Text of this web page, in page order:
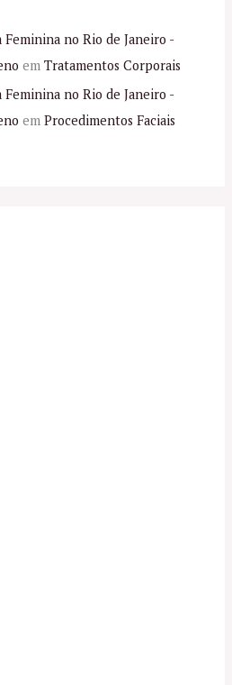
no Rio de Janeiro -
em Tratamentos Corporais
no Rio de Janeiro -
em Procedimentos Faciais